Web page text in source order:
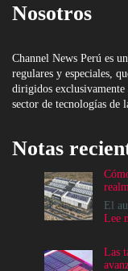
Nosotros
Channel News Perú es
regulares y especiales,
dirigidos
sector de tecnologías de
Notas
El
Lee
Las